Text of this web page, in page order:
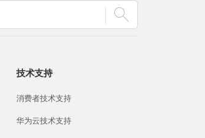
技术支持
消费者技术支持
华为云技术支持